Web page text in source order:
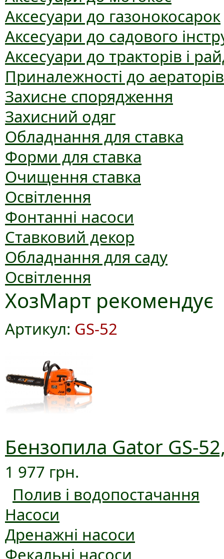
Аксесуари до газонокосарок
Аксесуари до садового
Аксесуари до тракторів і
Приналежності до аераторів
Захисне спорядження
Захисний одяг
Обладнання для ставка
Форми для ставка
Очищення ставка
Освітлення
Фонтанні насоси
Ставковий декор
Обладнання для саду
Освітлення
ХозМарт рекомендує
Артикул: GS-52
Бензопила Gator GS-
1 977 грн.
Полив і водопостачання
Насоси
Дренажні насоси
Фекальні насоси